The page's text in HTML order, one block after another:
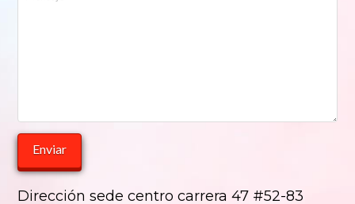
Dirección sede centro carrera 47 #52-83